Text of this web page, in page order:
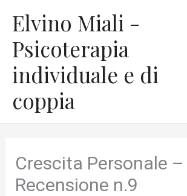
contenuto
Elvino Miali -
Psicoterapia
individuale e di
coppia
Crescita Personale
Recensione n.9
a
t
e
g
o
r
e